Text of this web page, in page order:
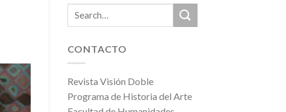
CONTACTO
Revista Visión Doble
Programa de Historia del Arte